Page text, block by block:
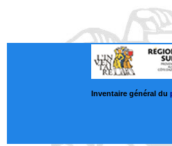
Inventaire général du